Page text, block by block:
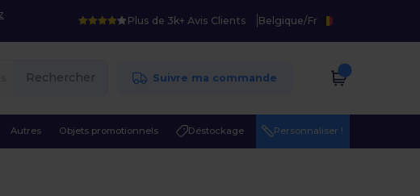
Plus de 3k+ Avis Clients Belgique/Fr
Rechercher Suivre ma commande
Autres Objets promotionnels Déstockage Personnaliser !